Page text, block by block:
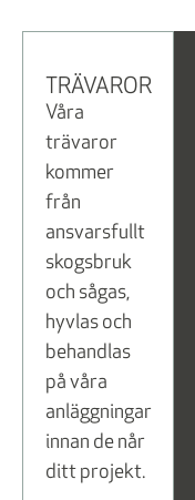
TRÄVAROR
Våra
trävaror
kommer
från
ansvarsfullt
skogsbruk
och sågas,
hyvlas och
behandlas
på våra
anläggningar
innan de når
ditt projekt.